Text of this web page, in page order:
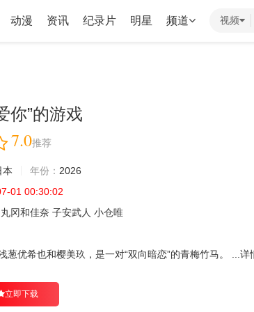
动漫 资讯 纪录片 明星 频道 视频
你”的游戏
7.0推荐
本 年份： 2026
01 00:30:02
丸冈和佳奈 子安武人 小仓唯
葱优希也和樱美玖，是一对“双向暗恋”的青梅竹马。 ... 详
立即下载